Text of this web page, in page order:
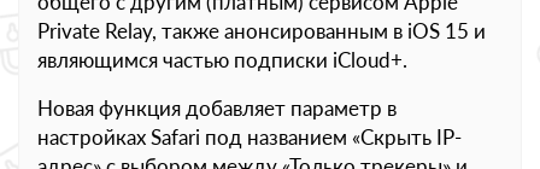
Private Relay, также анонсированным в iOS 15 и
являющимся частью подписки iCloud+.
Новая функция добавляет параметр в
настройках Safari под названием «Скрыть IP-